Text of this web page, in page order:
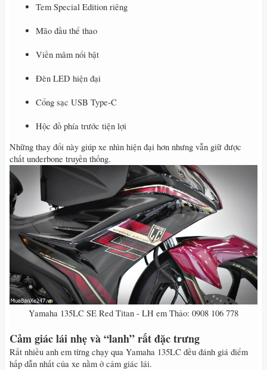
Tem Special Edition riêng
Mão đầu thể thao
Viền mâm nổi bật
Đèn LED hiện đại
Cổng sạc USB Type-C
Hộc đồ phía trước tiện lợi
Những thay đổi này giúp xe nhìn hiện đại hơn nhưng vẫn giữ được
chất underbone truyền thống.
Yamaha 135LC SE Red Titan - LH em Thảo: 0908 106 778​
Cảm giác lái nhẹ và “lanh” rất đặc trưng
Rất nhiều anh em từng chạy qua Yamaha 135LC đều đánh giá điểm
hấp dẫn nhất của xe nằm ở cảm giác lái.